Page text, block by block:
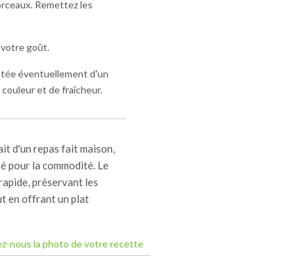
Remettez les
votre goût.
éventuellement d'un
et de fraîcheur.
d'un repas fait maison,
pour la commodité. Le
préservant les
en offrant un plat
nous la photo de votre recette